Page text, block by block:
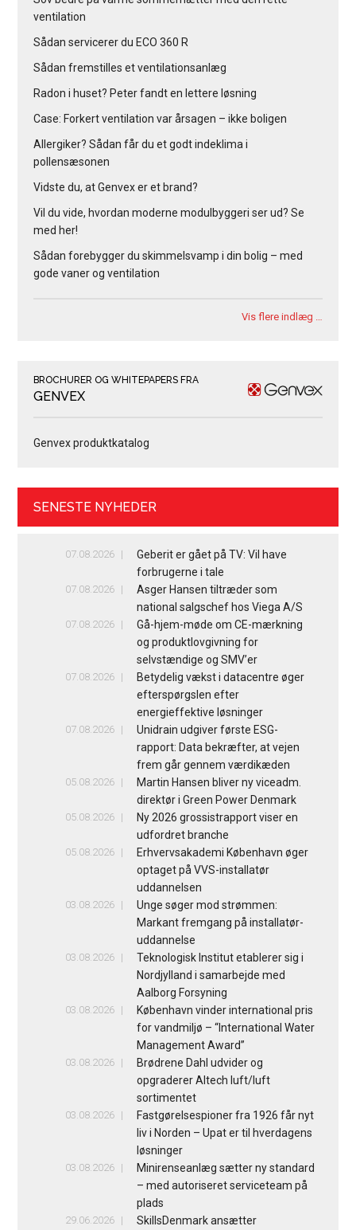
ventilation
Sådan servicerer du ECO 360 R
Sådan fremstilles et ventilationsanlæg
Radon i huset? Peter fandt en lettere løsning
Case: Forkert ventilation var årsagen – ikke boligen
Allergiker? Sådan får du et godt indeklima i
pollensæsonen
Vidste du, at Genvex er et brand?
Vil du vide, hvordan moderne modulbyggeri ser ud? Se
med her!
Sådan forebygger du skimmelsvamp i din bolig – med
gode vaner og ventilation
Vis flere indlæg …
BROCHURER OG WHITEPAPERS FRA
GENVEX
Genvex produktkatalog
SENESTE NYHEDER
07.08.2026
Geberit er gået på TV: Vil have
forbrugerne i tale
07.08.2026
Asger Hansen tiltræder som
national salgschef hos Viega A/S
07.08.2026
Gå-hjem-møde om CE-mærkning
og produktlovgivning for
selvstændige og SMV’er
07.08.2026
Betydelig vækst i datacentre øger
efterspørgslen efter
energieffektive løsninger
07.08.2026
Unidrain udgiver første ESG-
rapport: Data bekræfter, at vejen
frem går gennem værdikæden
05.08.2026
Martin Hansen bliver ny viceadm.
direktør i Green Power Denmark
05.08.2026
Ny 2026 grossistrapport viser en
udfordret branche
05.08.2026
Erhvervsakademi København øger
optaget på VVS-installatør
uddannelsen
03.08.2026
Unge søger mod strømmen:
Markant fremgang på installatør-
uddannelse
03.08.2026
Teknologisk Institut etablerer sig i
Nordjylland i samarbejde med
Aalborg Forsyning
03.08.2026
København vinder international pris
for vandmiljø – “International Water
Management Award”
03.08.2026
Brødrene Dahl udvider og
opgraderer Altech luft/luft
sortimentet
03.08.2026
Fastgørelsespioner fra 1926 får nyt
liv i Norden – Upat er til hverdagens
løsninger
03.08.2026
Minirenseanlæg sætter ny standard
– med autoriseret serviceteam på
plads
29.06.2026
SkillsDenmark ansætter